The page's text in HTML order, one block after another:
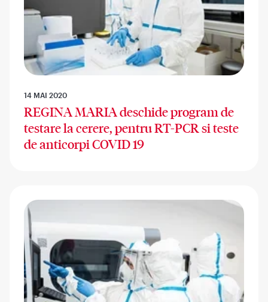
14 MAI 2020
REGINA MARIA deschide program de
testare la cerere, pentru RT-PCR si teste
de anticorpi COVID 19